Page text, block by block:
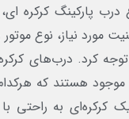
پارکینگ کرکره
مورد نیاز، نوع
کرد. درب‌های
هستند که هرکدام
کرکره‌ای به راحتی با